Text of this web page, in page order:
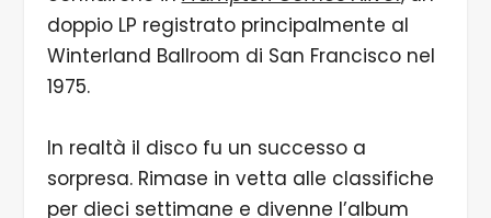
doppio LP registrato principalmente al
Winterland Ballroom di San Francisco nel
1975.
In realtà il disco fu un successo a
sorpresa. Rimase in vetta alle classifiche
per dieci settimane e divenne l’album